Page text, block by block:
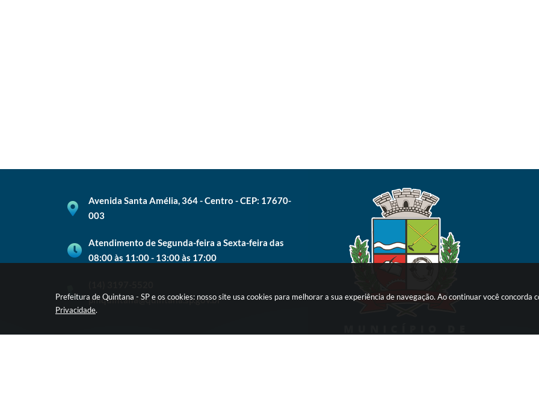
Prefeitura de Quintana - SP e os cookies: nosso site usa cookies para melhorar a sua experiência de navegação. Ao continuar você concorda
Privacidade.
Avenida Santa Amélia, 364 - Centro - CEP: 17670-
003
Atendimento de Segunda-feira a Sexta-feira das
08:00 às 11:00 - 13:00 às 17:00
pmquintana@quintana.sp.gov.br